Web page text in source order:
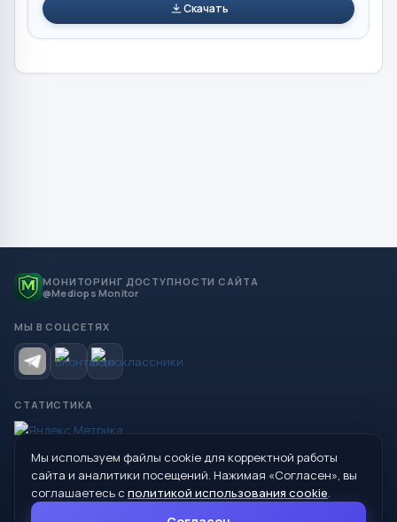
Скачать
МОНИТОРИНГ ДОСТУПНОСТИ САЙТА
@Mediops Monitor
МЫ В СОЦСЕТЯХ
СТАТИСТИКА
© 2026 Управление образования Администрации МО
Сухой Лог
624800, Свердловская область, г. Сухой Лог, ул. Кирова, дом 7
Мы используем файлы cookie для корректной работы
сайта и аналитики посещений. Нажимая «Согласен», вы
соглашаетесь с политикой использования cookie.